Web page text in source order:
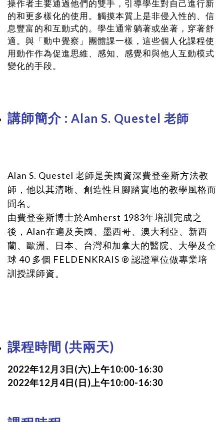
操作者主要通過他們的雙手，引導學生對自己進行新
的和更多樣化的使用。觸摸本質上是非侵入性的、信
息豐富的和互動式的。學生通常躺著或坐著，穿著舒
適。與「動中覺察」團體課一樣，這些個人化課程使
用動作作為促進思維、感知、感覺和與他人互動模式
變化的手段。
講師簡介 : Alan S. Questel 老師
Alan S. Questel 老師是美國資深費登奎斯方法教
師，他以其清晰、創造性且腳踏實地的教學風格而
聞名。
由費登奎斯博士於Amherst 1983年培訓完成之
後， Alan在遍及美國、墨西哥、澳大利亞、新西
蘭、歐洲、日本、台灣和加拿大的醫院、大學及全
球 40 多個 FELDENKRAIS ® 認證單位做專業培
訓授課師資。
課程時間 (共兩天)
2022年12月3日(六)上午10:00-16:30
2022年12月4日(日)上午10:00-16:30